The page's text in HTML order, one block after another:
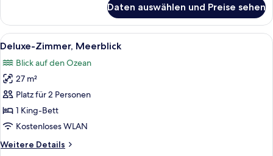
Zimmer
(Deluxe)
Daten auswählen und Preise sehen
Alle
Fotos
für
Deluxe-
Zimmer,
Meerblick
anzeigen
Ein modernes Hotelzimmer mit
6
Deluxe-Zimmer, Meerblick
Blick auf den Ozean
27 m²
Platz für 2 Personen
1 King-Bett
Kostenloses WLAN
Weitere Details
Weitere